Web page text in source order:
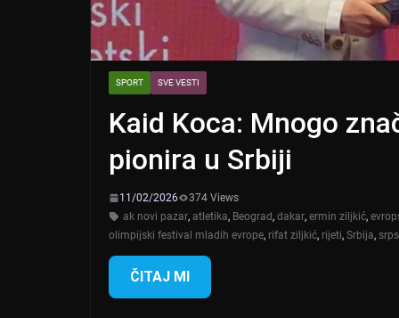
SPORT SVE VESTI
Kaid Koca: Mnogo
pionira u Srbiji
11/02/2026
374 Views
ak novi pazar, atletika, Beograd, dakar, ermin ziljkić,
olimpijski festival mladih evrope, rifat ziljkić, rijeti, Srbija,
ČITAJ MI